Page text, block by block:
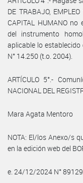
DE TRABAJO,
CAPITAL HUMANO
del instrumento
aplicable lo
N° 14.250 (t.o. 2004).
ARTÍCULO 5°.-
NACIONAL DEL
Mara Agata Mentoro
NOTA: El/los Anexo/s
en la edición web del
e. 24/12/2024 N°